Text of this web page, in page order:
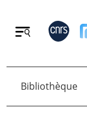
Retour
Retour
Bibliothèque